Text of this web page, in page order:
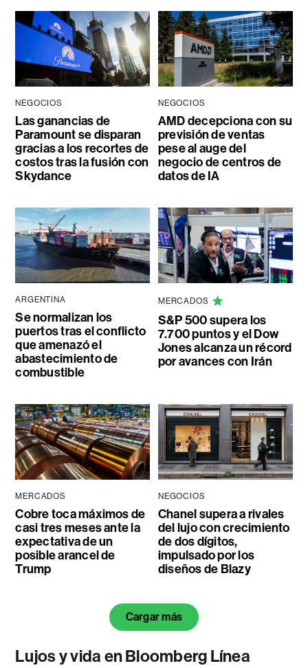
NEGOCIOS
Las ganancias de
Paramount se disparan
gracias a los recortes de
costos tras la fusión con
Skydance
NEGOCIOS
AMD decepciona con su
previsión de ventas
pese al auge del
negocio de centros de
datos de IA
ARGENTINA
Se normalizan los
puertos tras el conflicto
que amenazó el
abastecimiento de
combustible
MERCADOS
S&P 500 supera los
7.700 puntos y el Dow
Jones alcanza un récord
por avances con Irán
MERCADOS
Cobre toca máximos de
casi tres meses ante la
expectativa de un
posible arancel de
Trump
NEGOCIOS
Chanel supera a rivales
del lujo con crecimiento
de dos dígitos,
impulsado por los
diseños de Blazy
Cargar más
Lujos y vida en Bloomberg Línea